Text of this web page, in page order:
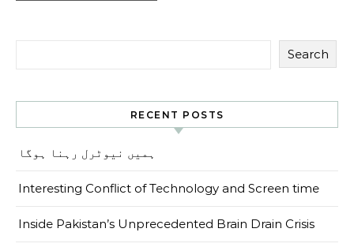
Search
RECENT POSTS
ہمیں نیوٹرل رہنا ہوگا
Interesting Conflict of Technology and Screen time
Inside Pakistan’s Unprecedented Brain Drain Crisis